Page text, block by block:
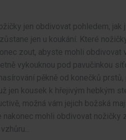
jen obdivovat pohledem, jak
jen u koukání. Které
zout, abyste mohli obdivovat
vykouknou pod pavučinkou
pěkně od konečků
jen kousek k hřejivým hebkým
možná vám jejich božská
mohli obdivovat nožičky